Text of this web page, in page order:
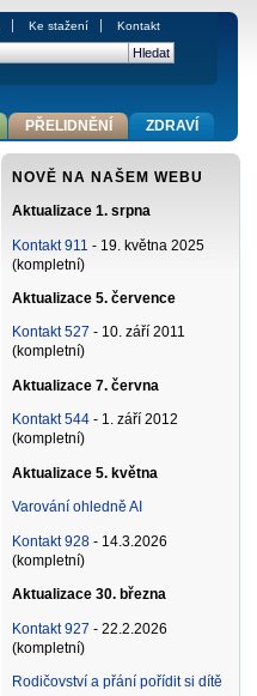
Ke stažení Kontakt
PŘELIDNĚNÍ ZDRAVÍ
NOVĚ NA NAŠEM WEBU
Aktualizace 1. srpna
Kontakt 911 - 19. května 2025
(kompletní)
Aktualizace 5. července
Kontakt 527 - 10. září 2011
(kompletní)
Aktualizace 7. června
Kontakt 544- 1. září 2012
(kompletní)
Aktualizace 5. května
Varování ohledně AI
Kontakt 928- 14.3.2026
(kompletní)
Aktualizace 30. března
Kontakt 927 - 22.2.2026
(kompletní)
Rodičovství a přání pořídit si dítě